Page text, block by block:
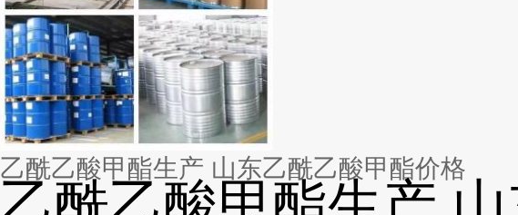
乙酰乙酸甲酯生产 山东乙酰乙酸甲酯价格